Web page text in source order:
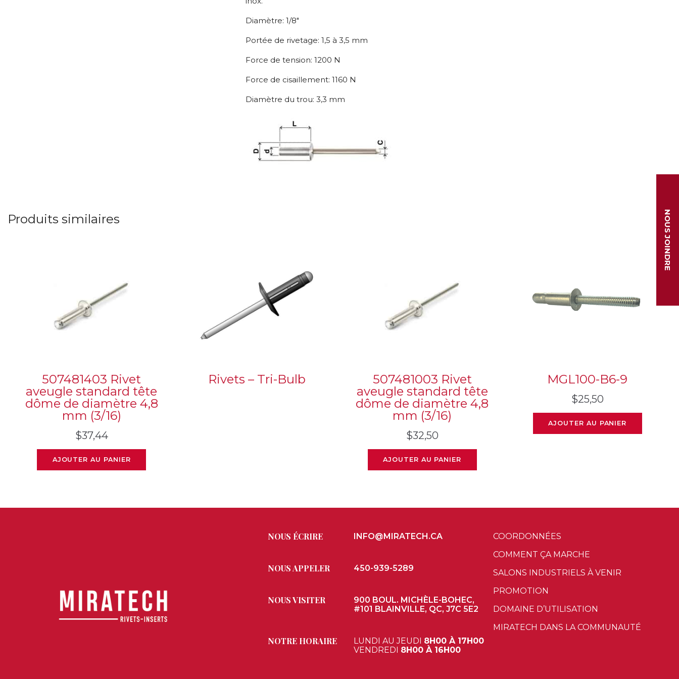
Diamètre: 1/8″
Portée de rivetage: 1,5 à 3,5 mm
Force de tension: 1200 N
Force de cisaillement: 1160 N
Diamètre du trou: 3,3 mm
Produits similaires
507481403 Rivet
aveugle standard tête
dôme de diamètre 4,8
mm (3/16)
$37,44
AJOUTER AU PANIER
Rivets – Tri-Bulb
507481003 Rivet
aveugle standard tête
dôme de diamètre 4,8
mm (3/16)
$32,50
AJOUTER AU PANIER
MGL100-B6-9
$25,50
AJOUTER AU PANIER
NOUS ÉCRIRE INFO@MIRATECH.CA
NOUS APPELER 450-939-5289
NOUS VISITER
900 BOUL. MICHÈLE-BOHEC,
#101 BLAINVILLE, QC, J7C 5E2
NOTRE HORAIRE LUNDI AU JEUDI 8H00 À 17H00
VENDREDI 8H00 À 16H00
COORDONNÉES
COMMENT ÇA MARCHE
SALONS INDUSTRIELS À VENIR
PROMOTION
DOMAINE D’UTILISATION
MIRATECH DANS LA COMMUNAUTÉ
NOUS JOINDRE